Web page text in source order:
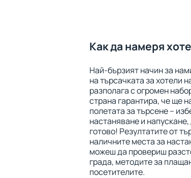
Как да намеря
Най-бързият начин за
на търсачката за хотели
разполага с огромен
страна гарантира, че ще
полетата за търсене –
настаняване и
готово! Резултатите от
наличните места за
можеш да провериш
града, методите за
посетителите.